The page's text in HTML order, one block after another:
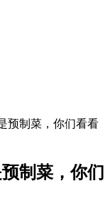
预制菜，你们看看
制菜，你们